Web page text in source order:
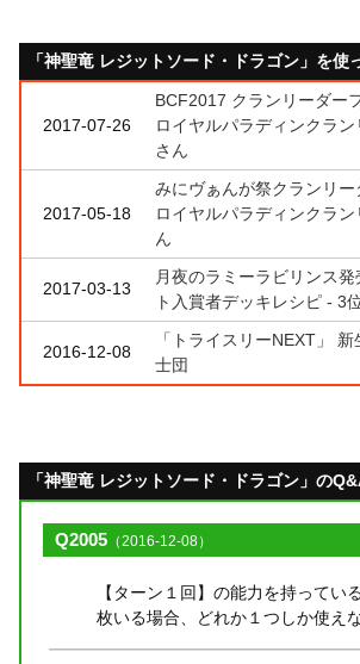
「神聖竜 レジットソード・ドラゴン」を使
2017-07-26
BCF2017 クランリーダー
ロイヤルパラディンクラ
さん
2017-05-18
みにヴぁんが祭クランリ
ロイヤルパラディンクラ
ん
2017-03-13
月夜のラミーラビリンス
ト入賞者デッキレシピ - 3
2016-12-08
「トライスリーNEXT」
士団
「神聖竜 レジットソード・ドラゴン」の
Q2005 （2016-12-08）
【ターン１回】の能力を持ってい
枚いる場合、どれか１つしか使え